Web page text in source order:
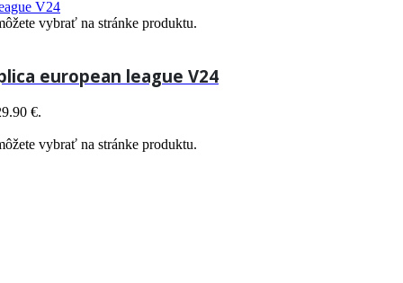
vybrať na stránke produktu.
european league V24
€.
vybrať na stránke produktu.